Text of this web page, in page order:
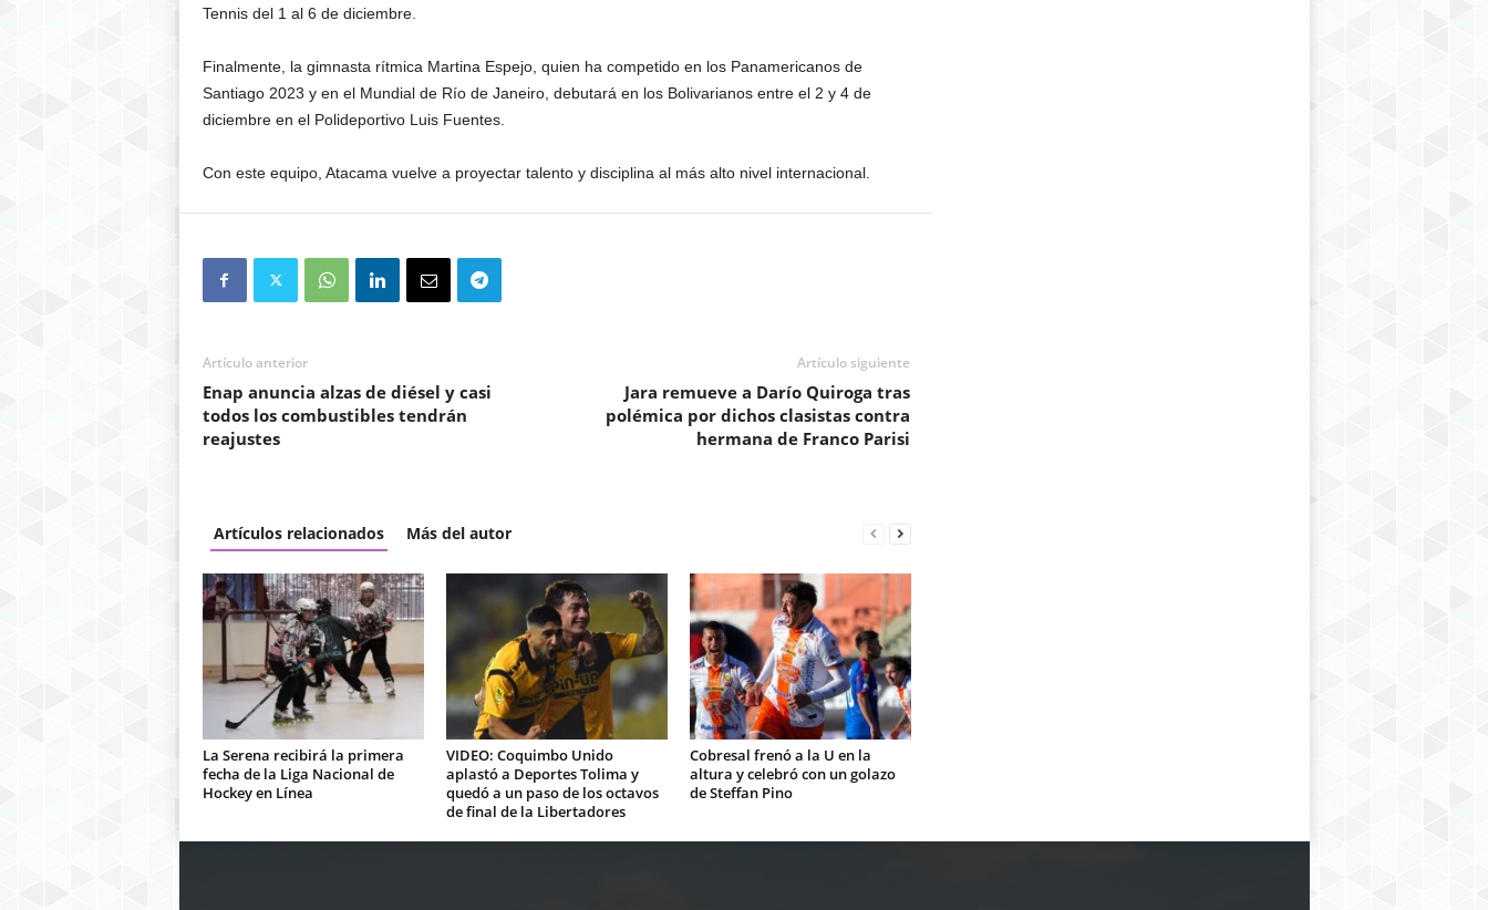
Tennis del 1 al 6 de diciembre.
Finalmente, la gimnasta rítmica Martina Espejo, quien ha competido en los Panamericanos de
Santiago 2023 y en el Mundial de Río de Janeiro, debutará en los Bolivarianos entre el 2 y 4 de
diciembre en el Polideportivo Luis Fuentes.
Con este equipo, Atacama vuelve a proyectar talento y disciplina al más alto nivel internacional.
Artículo anterior
Enap anuncia alzas de diésel y casi
todos los combustibles tendrán
reajustes
Artículo siguiente
Jara remueve a Darío Quiroga tras
polémica por dichos clasistas contra
hermana de Franco Parisi
Artículos relacionados Más del autor
La Serena recibirá la primera
fecha de la Liga Nacional de
Hockey en Línea
VIDEO: Coquimbo Unido
aplastó a Deportes Tolima y
quedó a un paso de los octavos
de final de la Libertadores
Cobresal frenó a la U en la
altura y celebró con un golazo
de Steffan Pino